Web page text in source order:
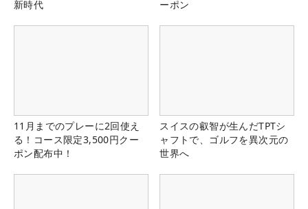
新時代 ーポン
11月までのプレーに2回使え
る！コース限定3,500円クー
ポン配布中！
スイスの叡智が生んだTPTシ
ャフトで、ゴルフを異次元の
世界へ